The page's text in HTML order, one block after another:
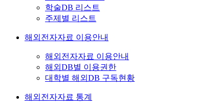
학술DB 리스트
주제별 리스트
해외전자자료 이용안내
해외전자자료 이용안내
해외DB별 이용권한
대학별 해외DB 구독현황
해외전자자료 통계